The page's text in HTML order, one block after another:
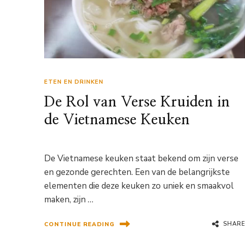
ETEN EN DRINKEN
De Rol van Verse Kruiden in
de Vietnamese Keuken
De Vietnamese keuken staat bekend om zijn verse
en gezonde gerechten. Een van de belangrijkste
elementen die deze keuken zo uniek en smaakvol
maken, zijn …
CONTINUE READING SHARE